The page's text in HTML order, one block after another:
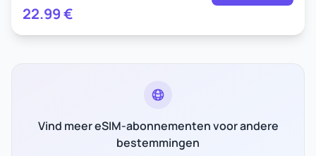
22.99€
Vind meer eSIM-abonnementen voor andere
bestemmingen